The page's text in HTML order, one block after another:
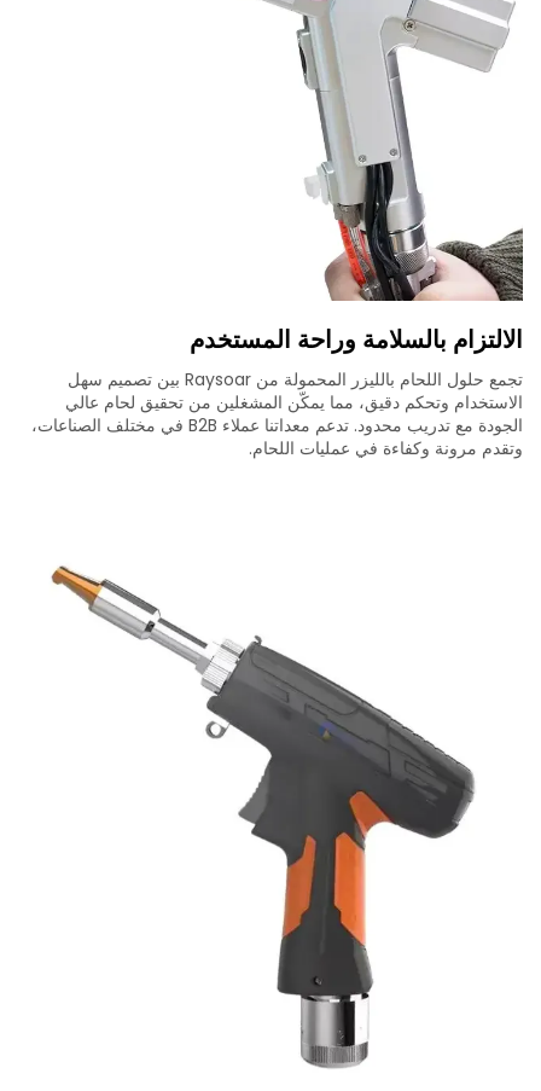
الالتزام بالسلامة وراحة المستخدم
تجمع حلول اللحام بالليزر المحمولة من Raysoar بين تصميم سهل
الاستخدام وتحكم دقيق، مما يمكّن المشغلين من تحقيق لحام عالي
الجودة مع تدريب محدود. تدعم معداتنا عملاء B2B في مختلف الصناعات،
وتقدم مرونة وكفاءة في عمليات اللحام.